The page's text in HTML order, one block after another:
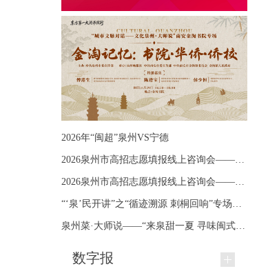
2026年“闽超”泉州VS宁德
数字报